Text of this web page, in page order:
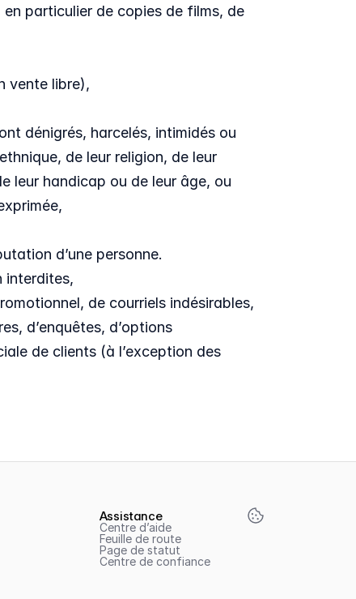
particulier de copies de films, de
vente libre),
dénigrés, harcelés, intimidés ou
de leur religion, de leur
leur handicap ou de leur âge, ou
d’une personne.
interdites,
de courriels indésirables,
d’enquêtes, d’options
de clients (à l’exception des
Assistance
Centre d’aide
Feuille de route
Page de statut
Centre de confiance